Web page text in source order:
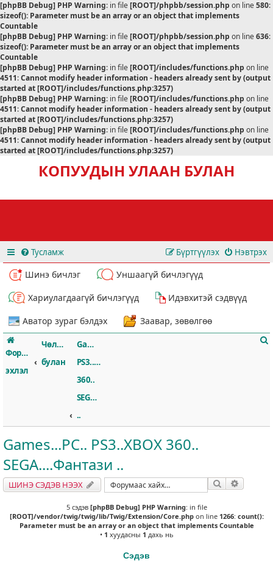
[phpBB Debug] PHP Warning: in file[ROOT]/phpbb/session.php on line580:
sizeof(): Parameter must be an array or an object that implements
Countable
[phpBB Debug] PHP Warning: in file[ROOT]/phpbb/session.php on line636:
sizeof(): Parameter must be an array or an object that implements
Countable
[phpBB Debug] PHP Warning: in file[ROOT]/includes/functions.php on line
4511:Cannot modify header information - headers already sent by (output
started at [ROOT]/includes/functions.php:3257)
[phpBB Debug] PHP Warning: in file[ROOT]/includes/functions.php on line
4511:Cannot modify header information - headers already sent by (output
started at [ROOT]/includes/functions.php:3257)
[phpBB Debug] PHP Warning: in file[ROOT]/includes/functions.php on line
4511:Cannot modify header information - headers already sent by (output
started at [ROOT]/includes/functions.php:3257)
КОПУУДЫН УЛААН БУЛАН
Тусламж Нэвтрэх
Бүртгүүлэх
Шинэ бичлэг
Уншаагүй бичлэгүүд
Хариулагдаагүй бичлэгүүд
Идэвхитэй сэдвүүд
Аватор зураг бэлдэх
Заавар, зөвөлгөө
Форумын
эхлэл
Чөлөөт
булан
Games...PC..
PS3..XBOX
360..
SEGA....Фантази
..
Games...PC.. PS3..XBOX 360..
SEGA....Фантази ..
ШИНЭ СЭДЭВ НЭЭХ Хайлт
5 сэдэв [phpBB Debug] PHP Warning: in file
[ROOT]/vendor/twig/twig/lib/Twig/Extension/Core.phpon line 1266: count():
Parameter must be an array or an object that implements Countable
• 1 хуудасны 1 дахь нь
Сэдэв